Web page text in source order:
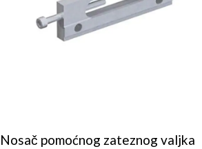
Nosač pomoćnog zateznog valjka